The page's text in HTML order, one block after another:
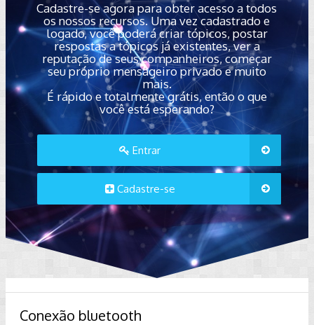
Cadastre-se agora para obter acesso a todos
os nossos recursos. Uma vez cadastrado e
logado, você poderá criar tópicos, postar
respostas a tópicos já existentes, ver a
reputação de seus companheiros, começar
seu próprio mensageiro privado e muito
mais.
É rápido e totalmente grátis, então o que
você está esperando?
Entrar
Cadastre-se
Conexão bluetooth